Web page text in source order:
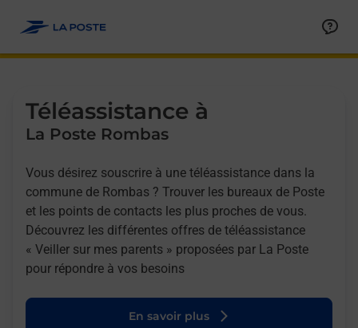
Téléassistance à
La Poste Rombas
Vous désirez souscrire à une téléassistance dans la
commune de Rombas ? Trouver les bureaux de Poste
et les points de contacts les plus proches de vous.
Découvrez les différentes offres de téléassistance
« Veiller sur mes parents » proposées par La Poste
pour répondre à vos besoins
En savoir plus